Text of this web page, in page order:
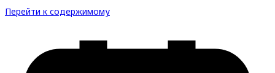
Перейти к содержимому